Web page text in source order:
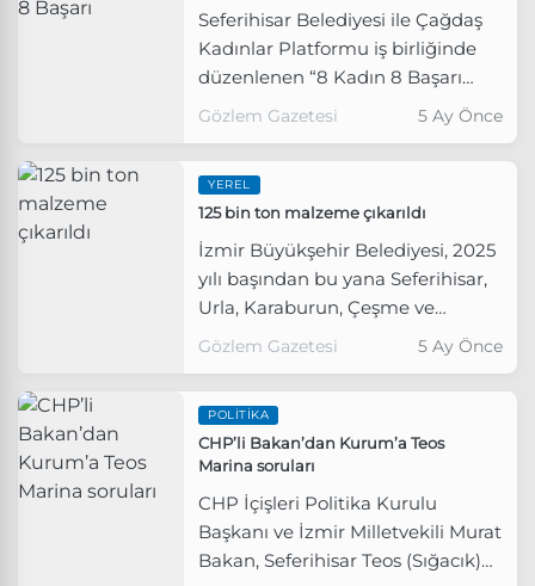
Seferihisar Belediyesi ile Çağdaş
Kadınlar Platformu iş birliğinde
düzenlenen “8 Kadın 8 Başarı
Öyküsü” etkinliği, 8 Mart Dünya
Gözlem Gazetesi 5 Ay Önce
YEREL
125 bin ton malzeme çıkarıldı
İzmir Büyükşehir Belediyesi, 2025
yılı başından bu yana Seferihisar,
Urla, Karaburun, Çeşme ve
Menderes ilçelerinin sahil
Gözlem Gazetesi 5 Ay Önce
POLITIKA
CHP’li Bakan’dan Kurum’a Teos
Marina soruları
CHP İçişleri Politika Kurulu
Başkanı ve İzmir Milletvekili Murat
Bakan, Seferihisar Teos (Sığacık)